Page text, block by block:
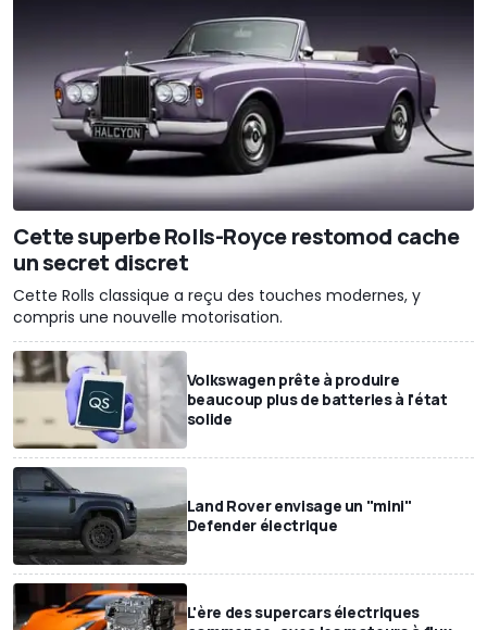
Cette superbe Rolls-Royce restomod cache
un secret discret
Cette Rolls classique a reçu des touches modernes, y
compris une nouvelle motorisation.
Volkswagen prête à produire
beaucoup plus de batteries à l'état
solide
Land Rover envisage un "mini"
Defender électrique
L'ère des supercars électriques